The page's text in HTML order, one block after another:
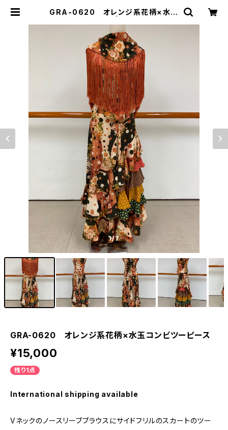
GRA-0620 オレンジ系花柄×水玉
1/7
GRA-0620 オレンジ系花柄×水玉コンビツーピース
¥15,000
残り1点
International shipping available
Vネックのノースリーブブラウスにサイドフリルのスカートのツー